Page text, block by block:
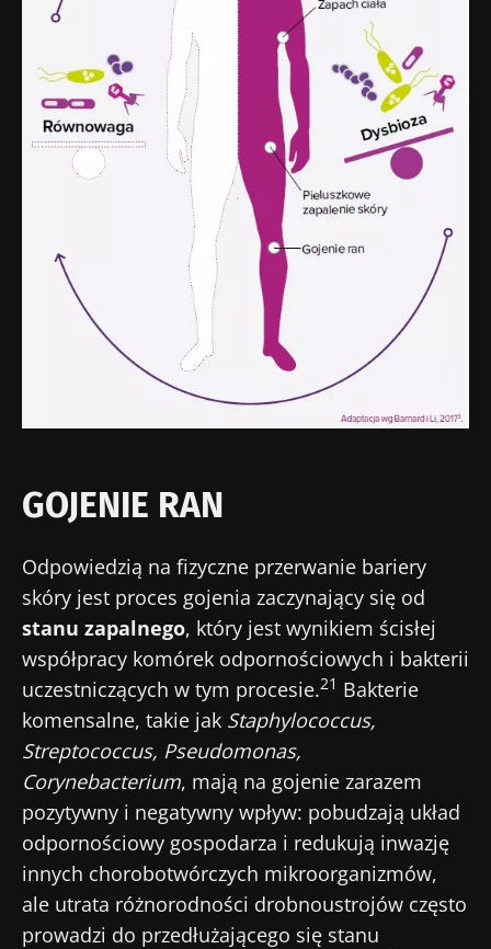
GOJENIE RAN
Odpowiedzią na fizyczne przerwanie bariery
skóry jest proces gojenia zaczynający się od
stanu zapalnego, który jest wynikiem ścisłej
współpracy komórek odpornościowych i bakterii
uczestniczących w tym procesie.21 Bakterie
komensalne, takie jak Staphylococcus,
Streptococcus, Pseudomonas,
Corynebacterium, mają na gojenie zarazem
pozytywny i negatywny wpływ: pobudzają układ
odpornościowy gospodarza i redukują inwazję
innych chorobotwórczych mikroorganizmów,
ale utrata różnorodności drobnoustrojów często
prowadzi do przedłużającego się stanu